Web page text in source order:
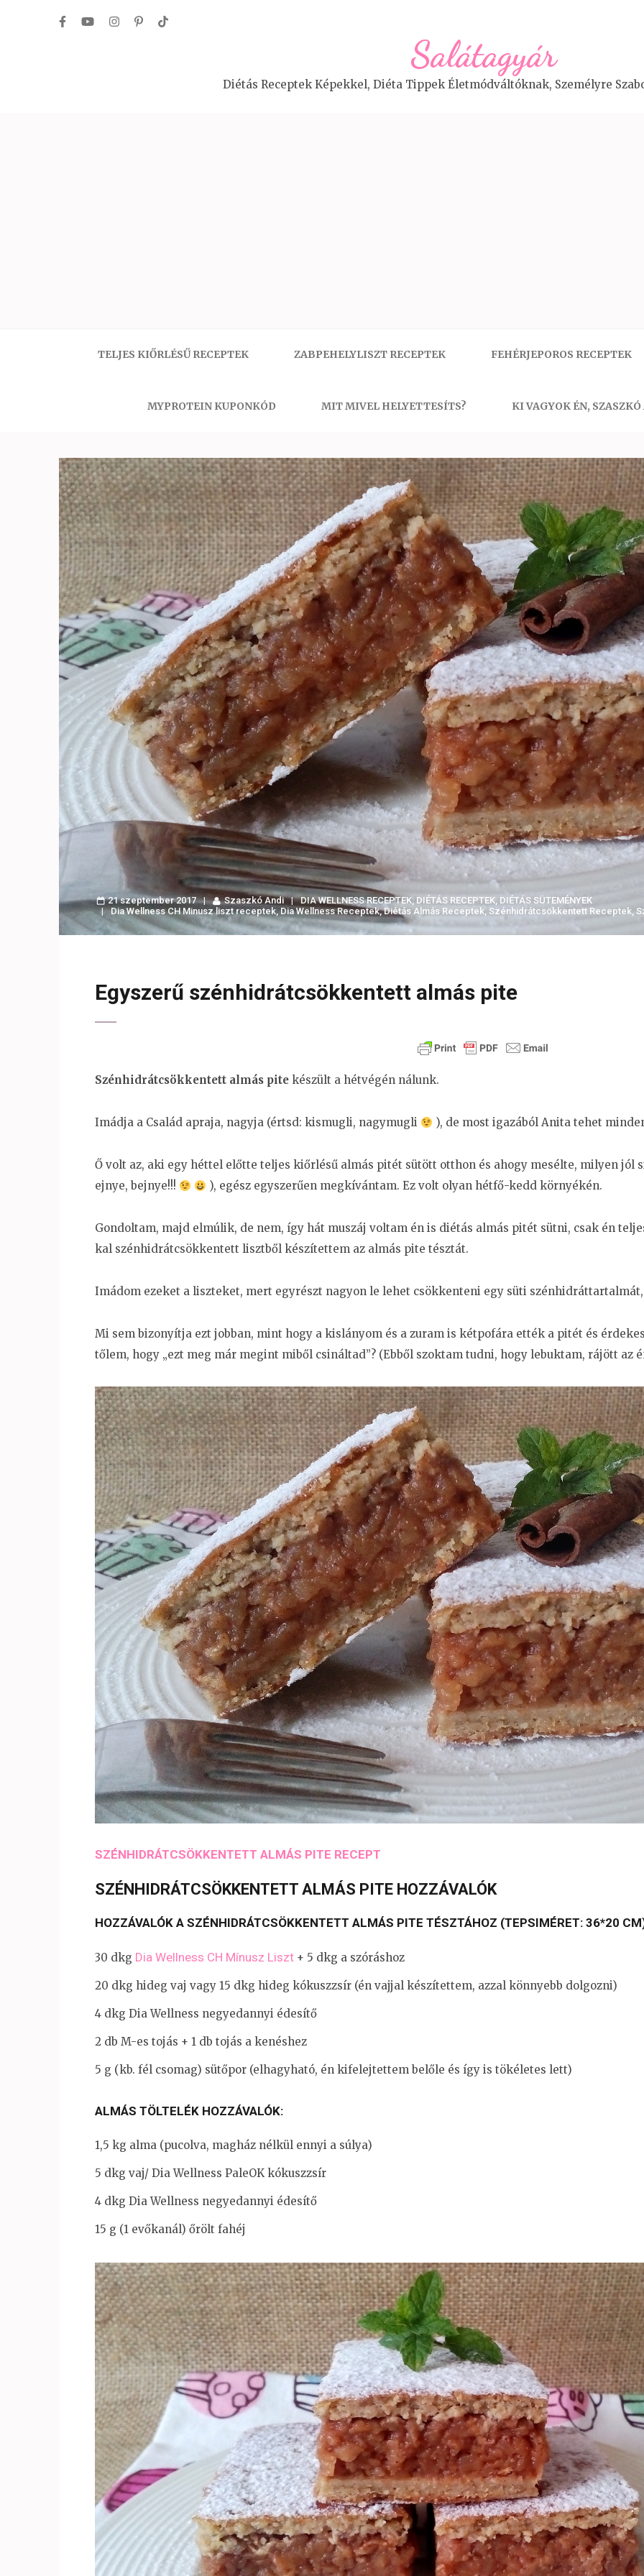
Salátagyár
Diétás Receptek Képekkel, Diéta Tippek Életmódváltóknak, Személyre
TELJES KIŐRLÉSŰ RECEPTEK ZABPEHELYLISZT RECEPTEK FEHÉRJEPOROS RECEPTEK
MYPROTEIN KUPONKÓD MIT MIVEL HELYETTESÍTS? KI VAGYOK ÉN,
21 szeptember 2017 Szaszkó Andi DIA WELLNESS RECEPTEK DIÉTÁS RECEPTEK DIÉTÁS SÜTEMÉNYEK
Dia Wellness CH Minusz liszt receptek,Dia Wellness Receptek,Diétás Almás Receptek, Szénhidrátcsökkentett Receptek
Egyszerű szénhidrátcsökkentett almás pite
Szénhidrátcsökkentett almás pite készült a hétvégén nálunk.
Imádja a Család apraja, nagyja (értsd: kismugli, nagymugli ), de most igazából Anita tehet
Ő volt az, aki egy héttel előtte teljes kiőrlésű almás pitét sütött otthon és ahogy mesélte, milyen jól
ejnye, bejnye!!!
), egész egyszerűen megkívántam. Ez volt olyan hétfő-kedd környékén.
Gondoltam, majd elmúlik, de nem, így hát muszáj voltam én is diétás almás pitét sütni, csak én
kal szénhidrátcsökkentett lisztből készítettem az almás pite tésztát.
Imádom ezeket a liszteket, mert egyrészt nagyon le lehet csökkenteni egy süti
Mi sem bizonyítja ezt jobban, mint hogy a kislányom és a zuram is kétpofára ették a pitét és
tőlem, hogy „ezt meg már megint miből csináltad”? (Ebből szoktam tudni, hogy lebuktam, rájött az
SZÉNHIDRÁTCSÖKKENTETT ALMÁS PITE RECEPT
SZÉNHIDRÁTCSÖKKENTETT ALMÁS PITE HOZZÁVALÓK
HOZZÁVALÓK A SZÉNHIDRÁTCSÖKKENTETT ALMÁS PITE TÉSZTÁHOZ (TEPSIMÉRET: 36*20
30 dkg Dia Wellness CH Mínusz Liszt + 5 dkg a szóráshoz
20 dkg hideg vaj vagy 15 dkg hideg kókuszzsír (én vajjal készítettem, azzal könnyebb dolgozni)
4 dkg Dia Wellness negyedannyi édesítő
2 db M-es tojás + 1 db tojás a kenéshez
5 g (kb. fél csomag) sütőpor (elhagyható, én kifelejtettem belőle és így is tökéletes lett)
ALMÁS TÖLTELÉK HOZZÁVALÓK:
1,5 kg alma (pucolva, magház nélkül ennyi a súlya)
5 dkg vaj/ Dia Wellness PaleOK kókuszzsír
4 dkg Dia Wellness negyedannyi édesítő
15 g (1 evőkanál) őrölt fahéj